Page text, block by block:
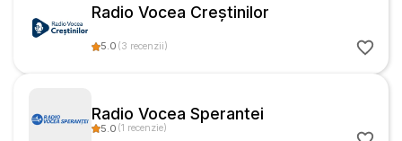
Radio Vocea Creștinilor
5.0 (3 recenzii)
Radio Vocea Sperantei
5.0 (1 recenzie)